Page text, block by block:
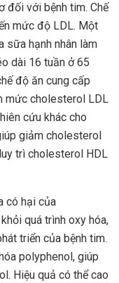
đối với bệnh tim. Chế
mức độ LDL. Một
sữa hạnh nhân làm
dài 16 tuần ở 65
độ ăn cung cấp
mức cholesterol LDL
cứu khác cho
giảm cholesterol
trì cholesterol HDL
có hại của
quá trình oxy hóa,
triển của bệnh tim.
polyphenol, giúp
Hiệu quả có thể cao